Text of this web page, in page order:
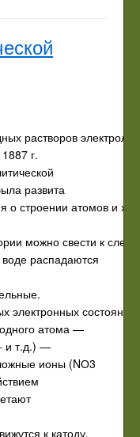
растворов
г.
развита
о строении атомов и
можно свести к
распадаются
электронных
атома —
и т.д.) —
ионы (NО3
к катоду,